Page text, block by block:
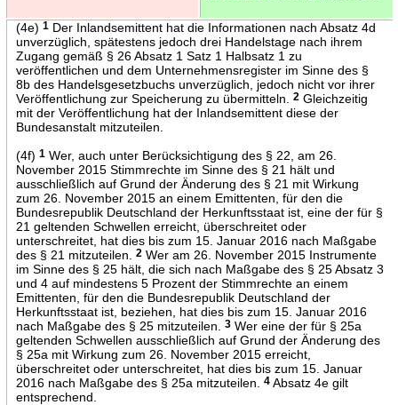
(4e) 1Der Inlandsemittent hat die Informationen nach Absatz 4d
unverzüglich, spätestens jedoch drei Handelstage nach ihrem
Zugang gemäß § 26 Absatz 1 Satz 1 Halbsatz 1 zu
veröffentlichen und dem Unternehmensregister im Sinne des §
8b des Handelsgesetzbuchs unverzüglich, jedoch nicht vor ihrer
Veröffentlichung zur Speicherung zu übermitteln.
2Gleichzeitig
mit der Veröffentlichung hat der Inlandsemittent diese der
Bundesanstalt mitzuteilen.
(4f) 1Wer, auch unter Berücksichtigung des § 22, am 26.
November 2015 Stimmrechte im Sinne des § 21 hält und
ausschließlich auf Grund der Änderung des § 21 mit Wirkung
zum 26. November 2015 an einem Emittenten, für den die
Bundesrepublik Deutschland der Herkunftsstaat ist, eine der für §
21 geltenden Schwellen erreicht, überschreitet oder
unterschreitet, hat dies bis zum 15. Januar 2016 nach Maßgabe
des § 21 mitzuteilen.
2Wer am 26. November 2015 Instrumente
im Sinne des § 25 hält, die sich nach Maßgabe des § 25 Absatz 3
und 4 auf mindestens 5 Prozent der Stimmrechte an einem
Emittenten, für den die Bundesrepublik Deutschland der
Herkunftsstaat ist, beziehen, hat dies bis zum 15. Januar 2016
nach Maßgabe des § 25 mitzuteilen.
3Wer eine der für § 25a
geltenden Schwellen ausschließlich auf Grund der Änderung des
§ 25a mit Wirkung zum 26. November 2015 erreicht,
überschreitet oder unterschreitet, hat dies bis zum 15. Januar
2016 nach Maßgabe des § 25a mitzuteilen.
4Absatz 4e gilt
entsprechend.